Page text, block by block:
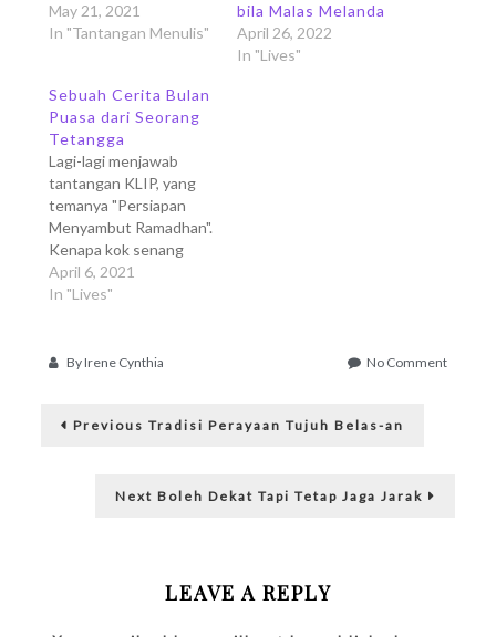
May 21, 2021
In "Tantangan Menulis"
bila Malas Melanda
April 26, 2022
In "Lives"
Sebuah Cerita Bulan
Puasa dari Seorang
Tetangga
Lagi-lagi menjawab
tantangan KLIP, yang
temanya "Persiapan
Menyambut Ramadhan".
Kenapa kok senang
banget ikut tantangan
KLIP? Hehehe, saya
sebagai suatu
menulis berdasarkan
Lumayan kan, setiap
April 6, 2021
In "Lives"
ByIrene Cynthia No Commenton
Post
Previous Previous
Tradisi Perayaan Tujuh Belas-an
Next Next
Boleh Dekat Tapi Tetap Jaga Jarak
LEAVE A REPLY